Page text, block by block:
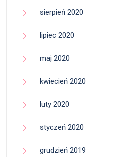
sierpień 2020
lipiec 2020
maj 2020
kwiecień 2020
luty 2020
styczeń 2020
grudzień 2019